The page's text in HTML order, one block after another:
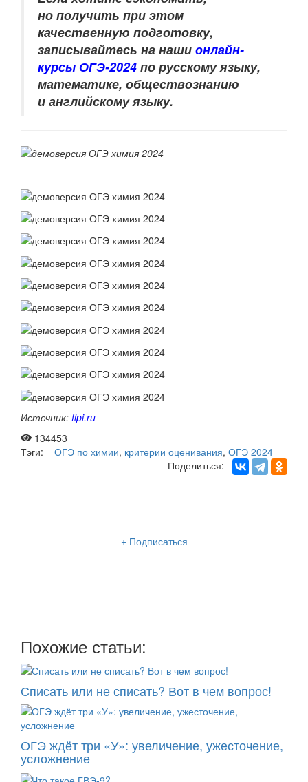
но получить при этом
качественную подготовку,
записывайтесь на наши онлайн-
курсы ОГЭ-2024 по русскому языку,
математике, обществознанию
и английскому языку.
Источник: fipi.ru
134453
Тэги:
ОГЭ по химии, критерии оценивания, ОГЭ 2024
Поделиться:
+ Подписаться
Похожие статьи:
Списать или не списать? Вот в чем вопрос!
ОГЭ ждёт три «У»: увеличение, ужесточение,
усложнение